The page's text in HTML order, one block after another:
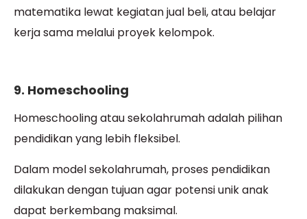
matematika lewat kegiatan jual beli, atau belajar
kerja sama melalui proyek kelompok.
9. Homeschooling
Homeschooling atau sekolahrumah adalah pilihan
pendidikan yang lebih fleksibel.
Dalam model sekolahrumah, proses pendidikan
dilakukan dengan tujuan agar potensi unik anak
dapat berkembang maksimal.